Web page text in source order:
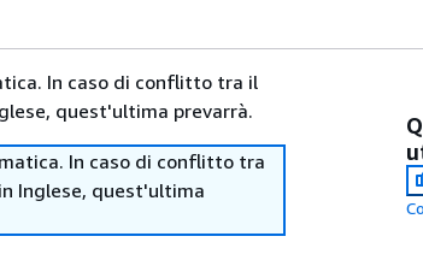
In caso di conflitto tra il
quest'ultima prevarrà.
In caso di conflitto tra
Inglese, quest'ultima